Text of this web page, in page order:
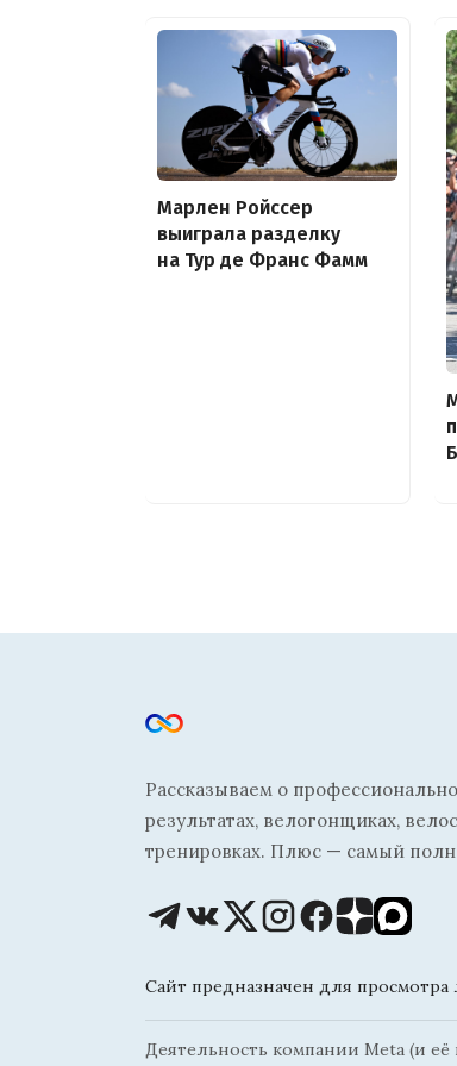
Марлен Ройссер
выиграла разделку
на Тур де Франс Фамм
Рассказываем о
результатах, велогонщиках,
тренировках. Плюс — самый
Сайт предназначен для просмотра
Деятельность компании Meta (и её